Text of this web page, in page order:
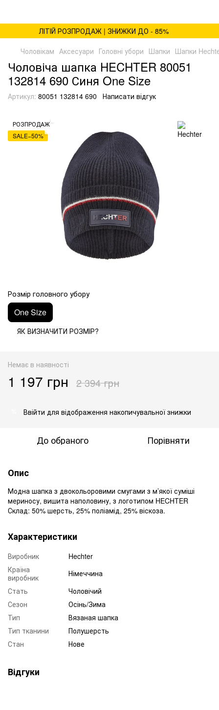
ЛІТІЙ РОЗПРОДАЖ | ЗНИЖКИ ДО - 85%
Чоловікам Аксесуари Головні убори Шапки Шапки
Чоловіча шапка HECHTER 80051
132814 690 Синя One Size
Артикул: 80051 132814 690 Написати відгук
РОЗПРОДАЖ
SALE−50%
Розмір головного убору
One Size
ЯК ВИЗНАЧИТИ РОЗМІР?
Немає в наявності
1 197 грн 2 394 грн
Ввійти для відображення накопичувальної знижки
До обраного Порівняти
Опис
Модна шапка з двокольоровими смугами з м’якої суміші
мериносу, вишита наполовину, з логотипом HECHTER
Склад: 50% шерсть, 25% поліамід, 25% віскоза.
Характеристики
Виробник
Hechter
Країна
виробник
Німеччина
Стать
Чоловічий
Сезон
Осінь/Зима
Тип
Вязаная шапка
Тип тканини
Полушерсть
Стан
Нове
Відгуки